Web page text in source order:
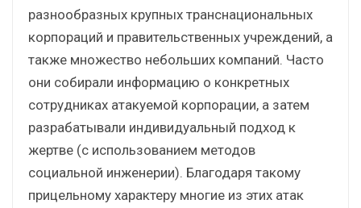
разнообразных крупных транснациональных
корпораций и правительственных учреждений, а
также множество небольших компаний. Часто
они собирали информацию о конкретных
сотрудниках атакуемой корпорации, а затем
разрабатывали индивидуальный подход к
жертве (с использованием методов
социальной инженерии). Благодаря такому
прицельному характеру многие из этих атак